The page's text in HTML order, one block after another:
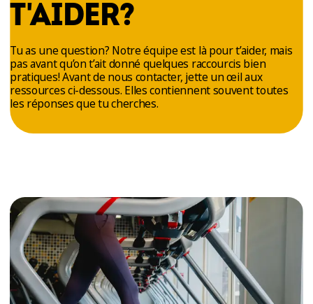
ESSAIS
ENTRAINEMENT
T'AIDER?
Tu as une question? Notre équipe est là pour t’aider, mais
pas avant qu’on t’ait donné quelques raccourcis bien
pratiques! Avant de nous contacter, jette un œil aux
ressources ci-dessous. Elles contiennent souvent toutes
les réponses que tu cherches.